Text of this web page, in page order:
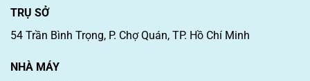
TRỤ SỞ
54 Trần Bình Trọng, P. Chợ Quán, TP. Hồ Chí Minh
NHÀ MÁY